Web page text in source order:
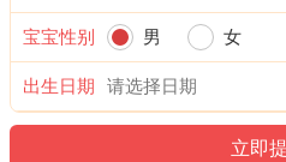
宝宝性别 男 女
出生日期